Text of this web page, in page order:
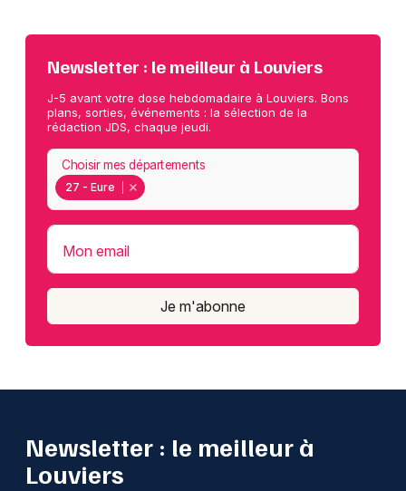
Newsletter : le meilleur à Louviers
J-5 avant votre dose hebdomadaire à Louviers. Bons
plans, sorties, événements : la sélection de la
rédaction JDS, chaque jeudi.
27 - Eure
Choisir mes départements
Mon email
Je m'abonne
Newsletter : le meilleur à
Louviers